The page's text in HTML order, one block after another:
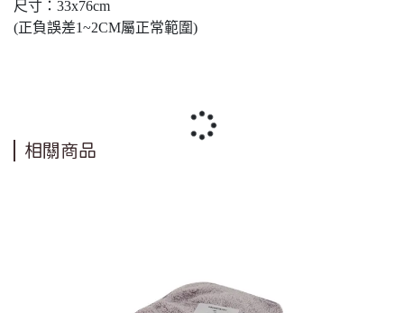
尺寸：33x76cm
(正負誤差1~2CM屬正常範圍)
相關商品